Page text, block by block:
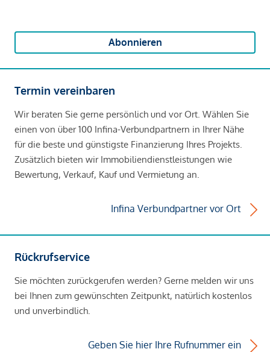
Abonnieren
Termin vereinbaren
Wir beraten Sie gerne persönlich und vor Ort. Wählen Sie
einen von über 100 Infina-Verbundpartnern in Ihrer Nähe
für die beste und günstigste Finanzierung Ihres Projekts.
Zusätzlich bieten wir Immobiliendienstleistungen wie
Bewertung, Verkauf, Kauf und Vermietung an.
Infina Verbundpartner vor Ort
Rückrufservice
Sie möchten zurückgerufen werden? Gerne melden wir uns
bei Ihnen zum gewünschten Zeitpunkt, natürlich kostenlos
und unverbindlich.
Geben Sie hier Ihre Rufnummer ein